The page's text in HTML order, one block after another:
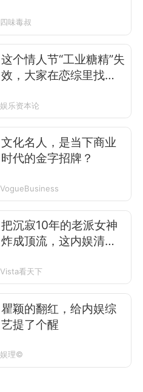
四味毒叔
这个情人节“工业糖精”失
效，大家在恋综里找自
娱乐资本论
文化名人，是当下商业
时代的金字招牌？
VogueBusiness
把沉寂10年的老派女神
炸成顶流，这内娱清流
Vista看天下
瞿颖的翻红，给内娱综
艺提了个醒
娱理©